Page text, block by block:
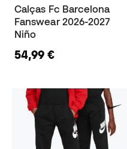
Calças Fc Barcelona
Fanswear 2026-2027
Niño
54,99 €